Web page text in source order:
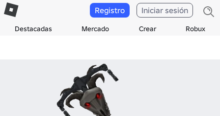
Destacadas Mercado Crear Robux
Registro Iniciar sesión